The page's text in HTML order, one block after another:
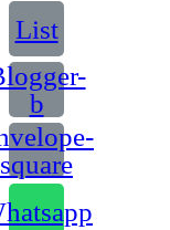
List
b
square